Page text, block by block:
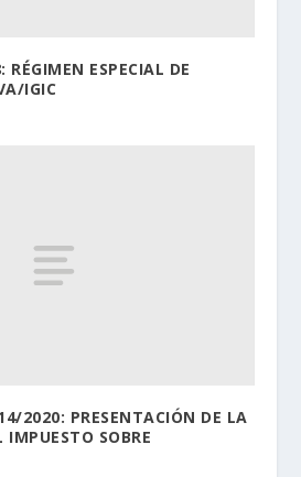
ESPECIAL DE
IGIC
2020: PRESENTACIÓN DE LA
IMPUESTO SOBRE